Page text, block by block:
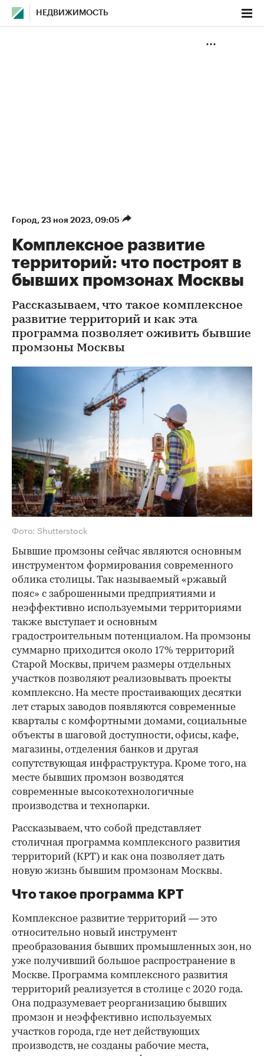
НЕДВИЖИМОСТЬ
Город⁠, 23 ноя 2023, 09:05
Комплексное развитие
территорий: что построят в
бывших промзонах Москвы
Рассказываем, что такое комплексное
развитие территорий и как эта
программа позволяет оживить бывшие
промзоны Москвы
Фото: Shutterstock
Бывшие промзоны сейчас являются основным
инструментом формирования современного
облика столицы. Так называемый «ржавый
пояс» с заброшенными предприятиями и
неэффективно используемыми территориями
также выступает и основным
градостроительным потенциалом. На промзоны
суммарно приходится около 17% территорий
Старой Москвы, причем размеры отдельных
участков позволяют реализовывать проекты
комплексно. На месте простаивающих десятки
лет старых заводов появляются современные
кварталы с комфортными домами, социальные
объекты в шаговой доступности, офисы, кафе,
магазины, отделения банков и другая
сопутствующая инфраструктура. Кроме того, на
месте бывших промзон возводятся
современные высокотехнологичные
производства и технопарки.
Рассказываем, что собой представляет
столичная программа комплексного развития
территорий (КРТ) и как она позволяет дать
новую жизнь бывшим промзонам Москвы.
Что такое программа КРТ
Комплексное развитие территорий — это
относительно новый инструмент
преобразования бывших промышленных зон, но
уже получивший большое распространение в
Москве. Программа комплексного развития
территорий реализуется в столице с 2020 года.
Она подразумевает реорганизацию бывших
промзон и неэффективно используемых
участков города, где нет действующих
производств, не созданы рабочие места,